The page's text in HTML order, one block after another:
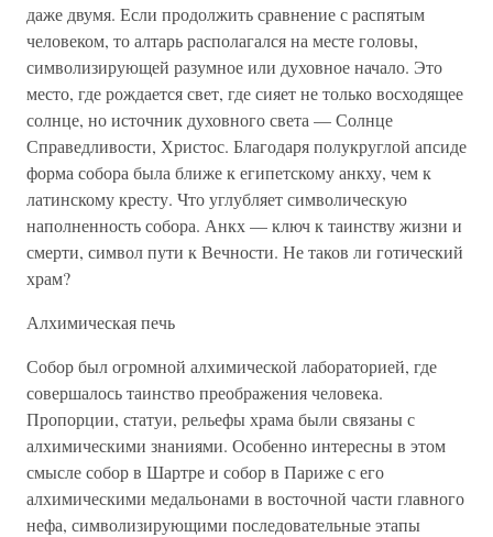
даже двумя. Если продолжить сравнение с распятым
человеком, то алтарь располагался на месте головы,
символизирующей разумное или духовное начало. Это
место, где рождается свет, где сияет не только восходящее
солнце, но источник духовного света — Солнце
Справедливости, Христос. Благодаря полукруглой апсиде
форма собора была ближе к египетскому анкху, чем к
латинскому кресту. Что углубляет символическую
наполненность собора. Анкх — ключ к таинству жизни и
смерти, символ пути к Вечности. Не таков ли готический
храм?
Алхимическая печь
Собор был огромной алхимической лабораторией, где
совершалось таинство преображения человека.
Пропорции, статуи, рельефы храма были связаны с
алхимическими знаниями. Особенно интересны в этом
смысле собор в Шартре и собор в Париже с его
алхимическими медальонами в восточной части главного
нефа, символизирующими последовательные этапы